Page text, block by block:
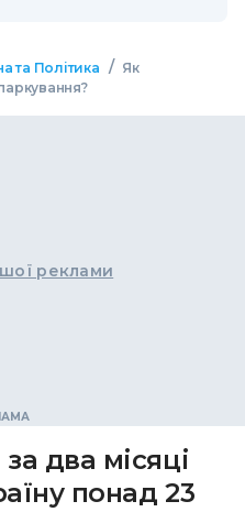
та Політика / Як
реклами
два місяці
понад 23